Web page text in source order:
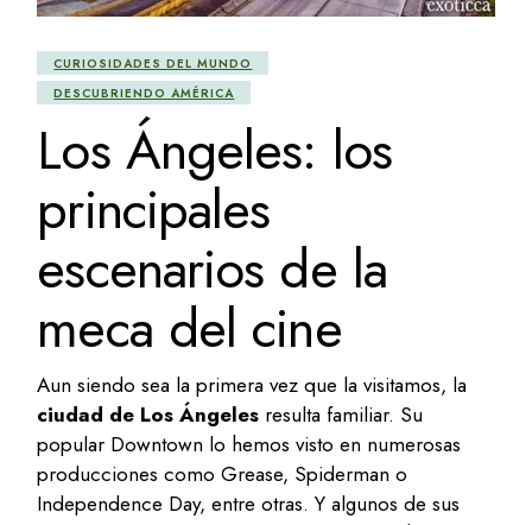
CURIOSIDADES DEL MUNDO
DESCUBRIENDO AMÉRICA
Los Ángeles: los
principales
escenarios de la
meca del cine
Aun siendo sea la primera vez que la visitamos, la
ciudad de Los Ángeles resulta familiar. Su
popular Downtown lo hemos visto en numerosas
producciones como Grease, Spiderman o
Independence Day, entre otras. Y algunos de sus